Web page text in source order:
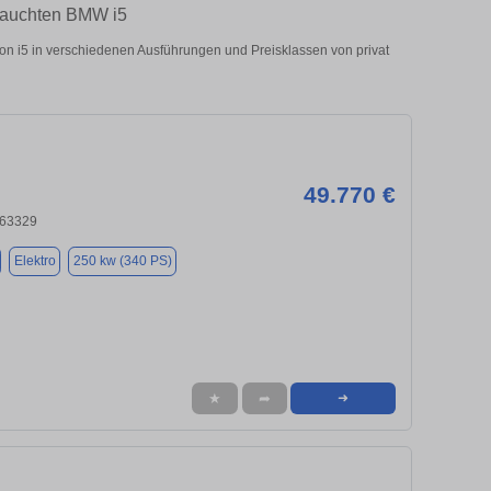
BMW i5
i5 in verschiedenen Ausführungen und Preisklassen von privat
49.770 €
Elektro 250 kw (340 PS)
★ ➦ ➜